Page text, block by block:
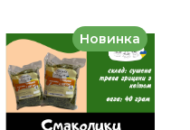
Новинка